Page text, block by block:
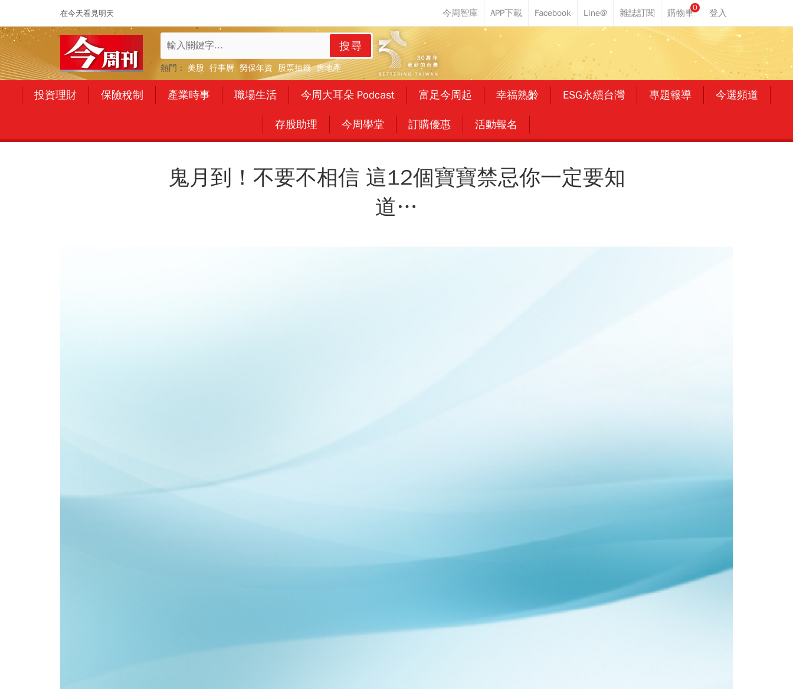
在今天看見明天
0
搜尋
熱門： 美股 行事曆 勞保年資 股票抽籤 房地產
投資理財 保險稅制 產業時事 職場生活 今周大耳朵 Podcast 富足今周起 幸福熟齡 ESG永續台灣 專題報導 今選頻道
存股助理 今周學堂 訂購優惠 活動報名
鬼月到！不要不相信 這12個寶寶禁忌你一定要知
道…